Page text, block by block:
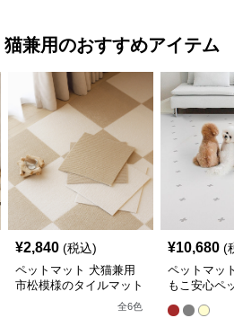
猫兼用のおすすめアイテム
¥2,840 (税込)
ペットマット 犬猫兼用
市松模様のタイルマット
全6色
¥10,680 (
ペットマッ
もこ安心ペ